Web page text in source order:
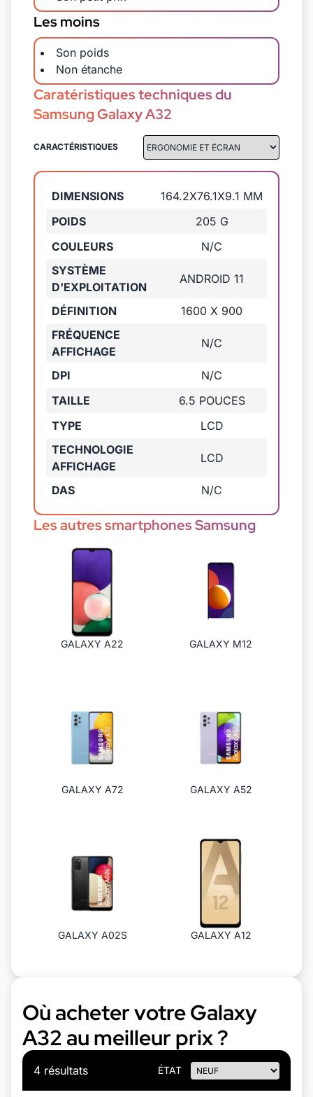
Les moins
Son poids
Non étanche
Caratéristiques techniques du
Samsung Galaxy A32
CARACTÉRISTIQUES
DIMENSIONS
164.2X76.1X9.1 MM
POIDS
205 G
COULEURS
N/C
SYSTÈME
D'EXPLOITATION
ANDROID 11
DÉFINITION
1600 X 900
FRÉQUENCE
AFFICHAGE
N/C
DPI
N/C
TAILLE
6.5 POUCES
TYPE
LCD
TECHNOLOGIE
AFFICHAGE
LCD
DAS N/C
Les autres smartphones Samsung
GALAXY A22 GALAXY M12
GALAXY A72 GALAXY A52
GALAXY A02S GALAXY A12
Où acheter votre Galaxy
A32 au meilleur prix ?
4 résultats ÉTAT